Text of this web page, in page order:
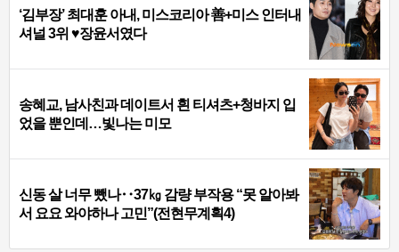
‘김부장’ 최대훈 아내, 미스코리아 善+미스 인터내
셔널 3위 ♥장윤서였다
송혜교, 남사친과 데이트서 흰 티셔츠+청바지 입
었을 뿐인데…빛나는 미모
신동 살 너무 뺐나‥37㎏ 감량 부작용 “못 알아봐
서 요요 와야하나 고민”(전현무계획4)